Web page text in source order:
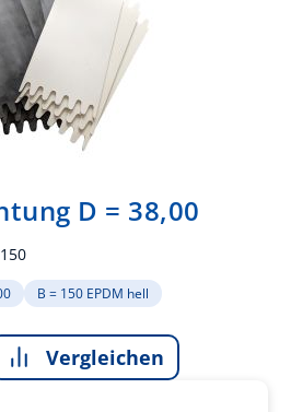
D = 38,00
B = 150 EPDM hell
Vergleichen